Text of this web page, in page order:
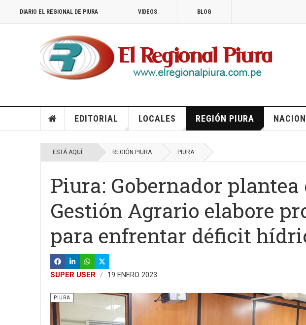
DIARIO EL REGIONAL DE PIURA VIDEOS BLOG
EDITORIAL LOCALES REGIÓN PIURA
ESTÁ AQUÍ: REGIÓN PIURA PIURA
Piura: Gobernador plantea
Gestión Agrario elabore
para enfrentar déficit
SUPER USER 19 ENERO 2023
PIURA